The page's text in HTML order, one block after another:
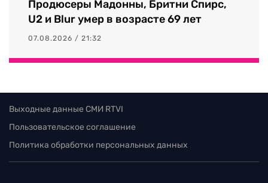
Продюсеры Мадонны, Бритни Спирс,
U2 и Blur умер в возрасте 69 лет
07.08.2026 / 21:32
Выходные данные СМИ RTVI
Пользовательское соглашение
Политика обработки персональных данных